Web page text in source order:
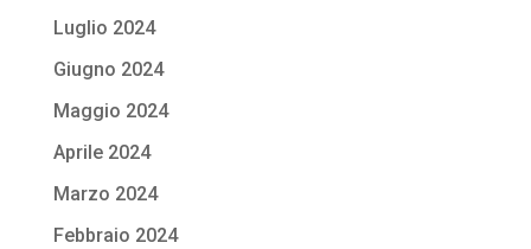
Luglio 2024
Giugno 2024
Maggio 2024
Aprile 2024
Marzo 2024
Febbraio 2024